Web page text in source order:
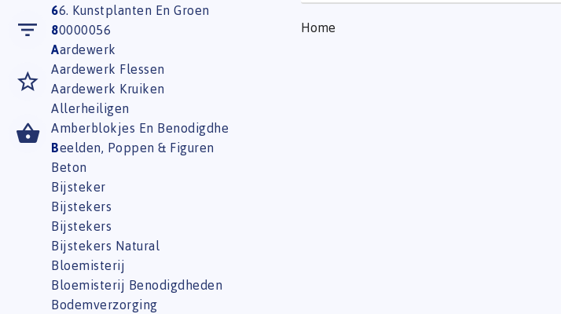
66. Kunstplanten En Groen
80000056
Aardewerk
Aardewerk Flessen
Aardewerk Kruiken
Allerheiligen
Amberblokjes En Benodigdhe
Beelden, Poppen & Figuren
Beton
Bijsteker
Bijstekers
Bijstekers
Bijstekers Natural
Bloemisterij
Bloemisterij Benodigdheden
Bodemverzorging
Home